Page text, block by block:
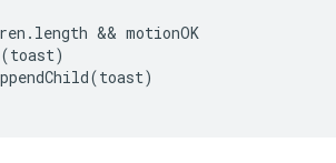
. length && motionOK
(toast)
(toast)